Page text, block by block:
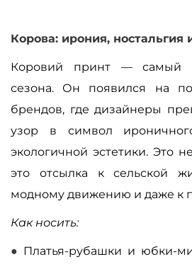
Корова: ирония, ностальгия
Коровий принт — самый
сезона. Он появился на
брендов, где дизайнеры
узор в символ
экологичной эстетики. Это
это отсылка к сельской
модному движению и даже к
Как носить:
Платья-рубашки и юбки-